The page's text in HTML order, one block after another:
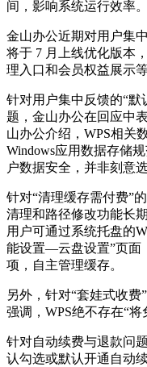
间，影响系统运行效率。
金山办公近期对用户集
将于 7 月上线优化版本
理入口和会员权益展示等
针对用户集中反馈的“默
题，金山办公在回应中
山办公介绍，WPS相关
Windows应用数据存储
户数据安全，并非刻意选
针对“清理缓存需付费”
清理和路径修改功能长
用户可通过系统托盘的
能设置—云盘设置”页面
项，自主管理缓存。
另外，针对“套娃式收费
强调，WPS绝不存在“将
针对自动续费与退款问
认勾选或默认开通自动